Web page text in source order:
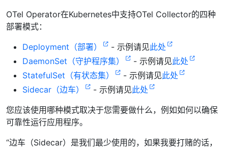
OTel Operator在Kubernetes中支持OTel Collector的四种
部署模式：
Deployment（部署）
- 示例请见此处
DaemonSet（守护程序集）
- 示例请见此处
StatefulSet（有状态集）
- 示例请见此处
Sidecar（边车）
- 示例请见此处
您应该使用哪种模式取决于您需要做什么，例如如何以确保
可靠性运行应用程序。
“边车（Sidecar）是我们最少使用的，如果我要打赌的话，